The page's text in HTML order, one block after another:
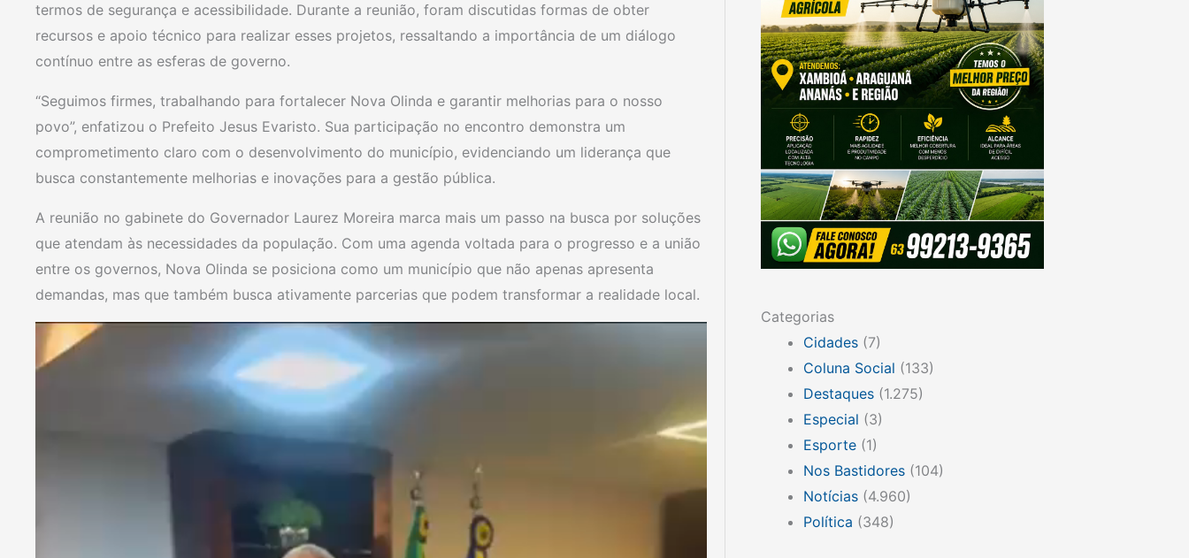
termos de segurança e acessibilidade. Durante a reunião, foram discutidas formas de obter
recursos e apoio técnico para realizar esses projetos, ressaltando a importância de um diálogo
contínuo entre as esferas de governo.
“Seguimos firmes, trabalhando para fortalecer Nova Olinda e garantir melhorias para o nosso
povo”, enfatizou o Prefeito Jesus Evaristo. Sua participação no encontro demonstra um
comprometimento claro com o desenvolvimento do município, evidenciando um liderança que
busca constantemente melhorias e inovações para a gestão pública.
A reunião no gabinete do Governador Laurez Moreira marca mais um passo na busca por soluções
que atendam às necessidades da população. Com uma agenda voltada para o progresso e a união
entre os governos, Nova Olinda se posiciona como um município que não apenas apresenta
demandas, mas que também busca ativamente parcerias que podem transformar a realidade local.
Categorias
Cidades (7)
Coluna Social (133)
Destaques (1.275)
Especial (3)
Esporte (1)
Nos Bastidores (104)
Notícias (4.960)
Política (348)